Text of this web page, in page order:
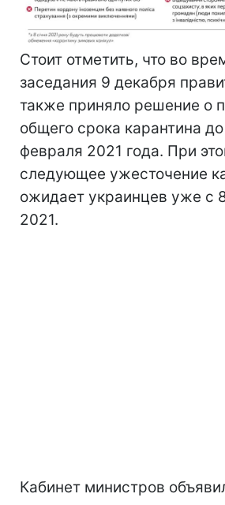
Стоит отметить, что во
заседания 9 декабря
также приняло решение о
общего срока карантина
февраля 2021 года. При
следующее ужесточение
ожидает украинцев уже с
2021.
Кабинет министров